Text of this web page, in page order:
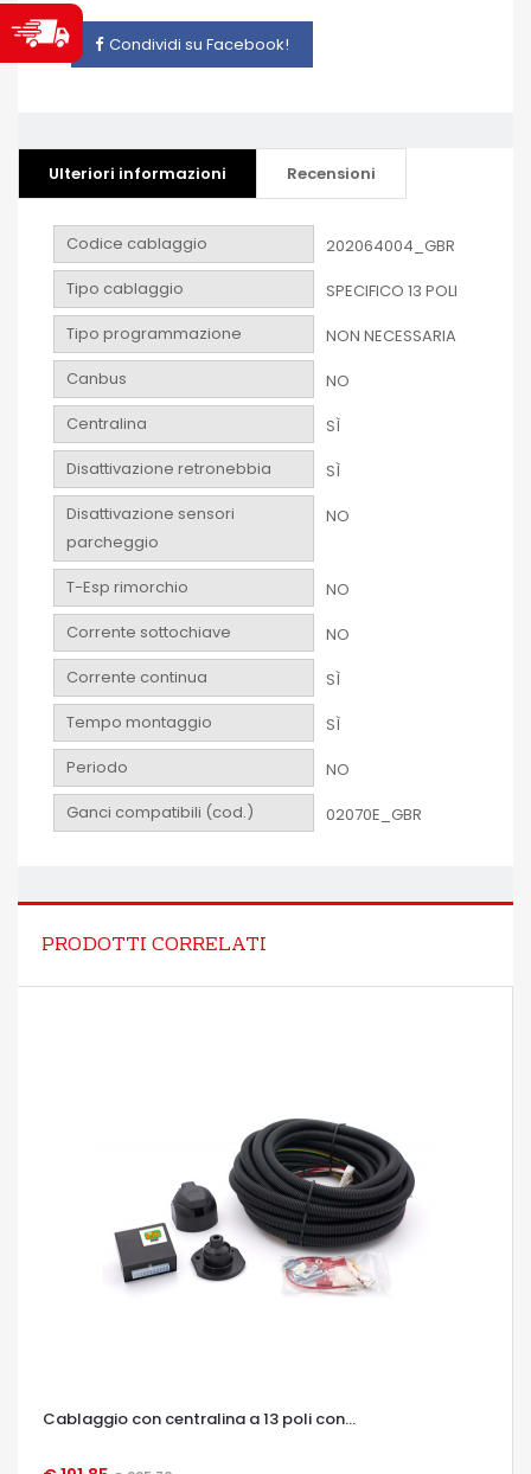
Condividi su Facebook!
Ulteriori informazioni Recensioni
Codice cablaggio
202064004_GBR
Tipo cablaggio
SPECIFICO 13 POLI
Tipo programmazione
NON NECESSARIA
Canbus
NO
Centralina
SÌ
Disattivazione retronebbia
SÌ
Disattivazione sensori
parcheggio
NO
T-Esp rimorchio
NO
Corrente sottochiave
NO
Corrente continua
SÌ
Tempo montaggio
SÌ
Periodo
NO
Ganci compatibili (cod.)
02070E_GBR
PRODOTTI CORRELATI
Cablaggio con centralina a 13 poli con...